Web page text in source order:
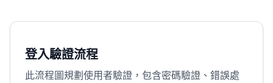
登入驗證流程
此流程圖規劃使用者驗證，包含密碼驗證、錯誤處